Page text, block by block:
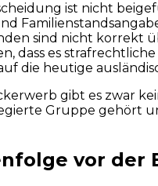
ist nicht
sind nicht korrekt
dass es
die heutige
gibt es zwar
Gruppe gehört
vor der